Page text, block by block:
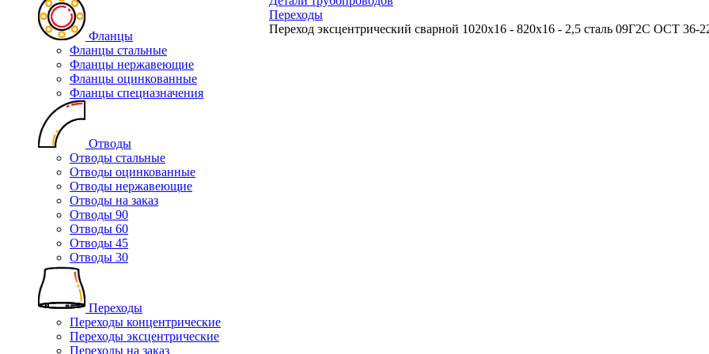
Фланцы
Фланцы стальные
Фланцы нержавеющие
Фланцы оцинкованные
Фланцы спецназначения
Отводы
Отводы стальные
Отводы оцинкованные
Отводы нержавеющие
Отводы на заказ
Отводы 90
Отводы 60
Отводы 45
Отводы 30
Переходы
Переходы концентрические
Переходы эксцентрические
Переходы на заказ
Переходы
Переход эксцентрический сварной 1020х16 - 820х16 - 2,5 сталь 09Г2С ОСТ 36-